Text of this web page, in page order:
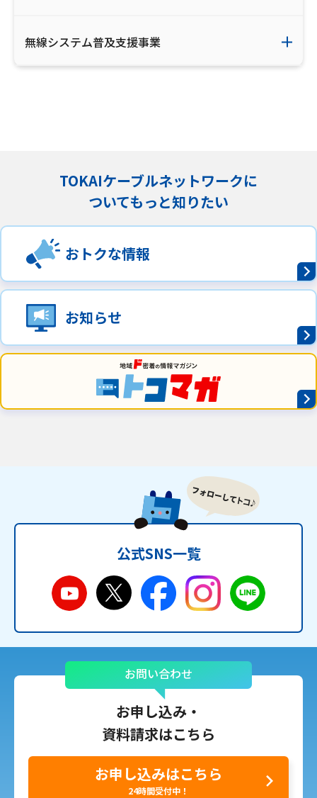
無線システム普及支援事業
TOKAIケーブルネットワークに
ついてもっと知りたい
おトクな情報
お知らせ
公式SNS一覧
お問い合わせ
お申し込み・
資料請求はこちら
お申し込みはこちら
24時間受付中！